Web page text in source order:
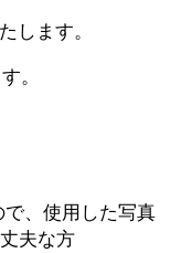
します。
。
、使用した写真
夫な方